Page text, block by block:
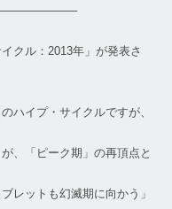
クル：2013年」が発表さ
ハイプ・サイクルですが、
、「ピーク期」の再頂点と
レットも幻滅期に向かう」